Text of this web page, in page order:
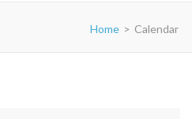
Home > Calendar